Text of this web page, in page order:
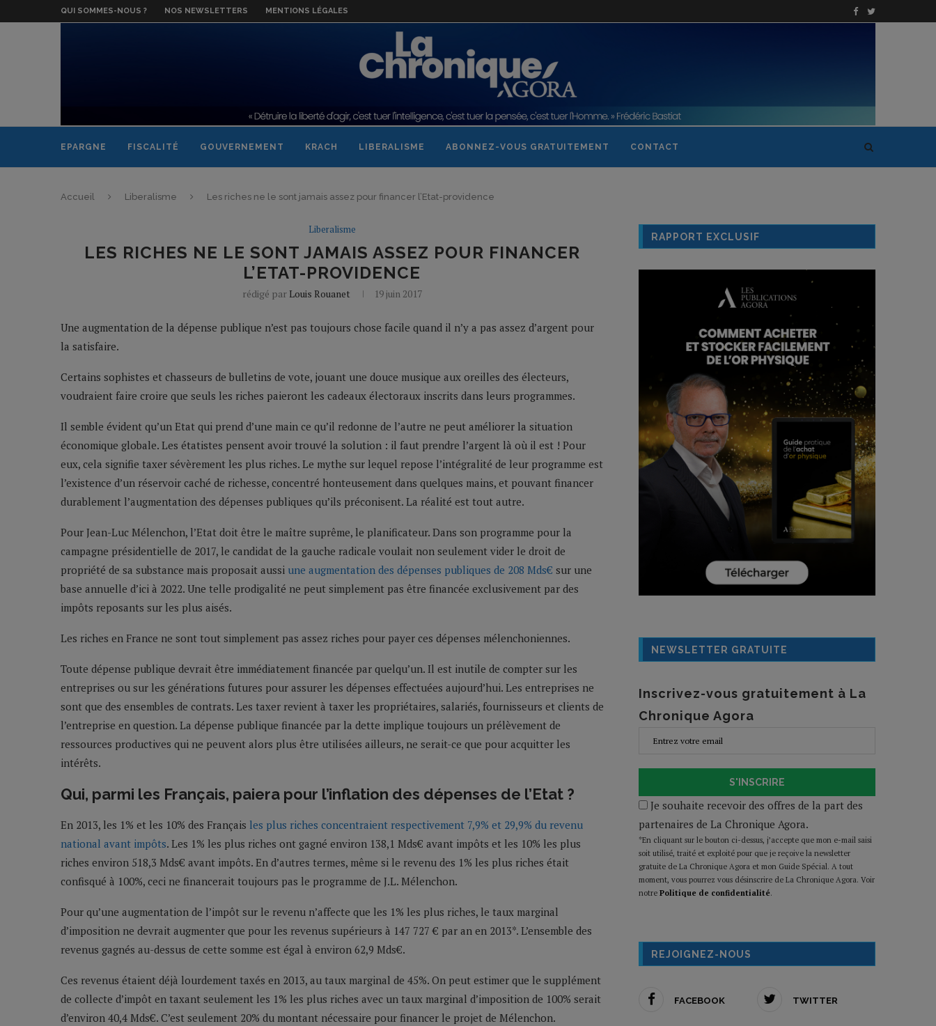
QUI SOMMES-NOUS ? NOS NEWSLETTERS MENTIONS LÉGALES
EPARGNE FISCALITÉ GOUVERNEMENT KRACH LIBERALISME ABONNEZ-VOUS GRATUITEMENT CONTACT
Accueil Liberalisme Les riches ne le sont jamais assez pour financer l’Etat-providence
Liberalisme
LES RICHES NE LE SONT JAMAIS ASSEZ POUR FINANCER
L’ETAT-PROVIDENCE
rédigé par Louis Rouanet 19 juin 2017
Une augmentation de la dépense publique n’est pas toujours chose facile quand il n’y a pas assez d’argent pour
la satisfaire.
Certains sophistes et chasseurs de bulletins de vote, jouant une douce musique aux oreilles des électeurs,
voudraient faire croire que seuls les riches paieront les cadeaux électoraux inscrits dans leurs programmes.
Il semble évident qu’un Etat qui prend d’une main ce qu’il redonne de l’autre ne peut améliorer la situation
économique globale. Les étatistes pensent avoir trouvé la solution : il faut prendre l’argent là où il est ! Pour
eux, cela signifie taxer sévèrement les plus riches. Le mythe sur lequel repose l’intégralité de leur programme est
l’existence d’un réservoir caché de richesse, concentré honteusement dans quelques mains, et pouvant financer
durablement l’augmentation des dépenses publiques qu’ils préconisent. La réalité est tout autre.
Pour Jean-Luc Mélenchon, l’Etat doit être le maître suprême, le planificateur. Dans son programme pour la
campagne présidentielle de 2017, le candidat de la gauche radicale voulait non seulement vider le droit de
propriété de sa substance mais proposait aussi une augmentation des dépenses publiques de 208 Mds€ sur une
base annuelle d’ici à 2022. Une telle prodigalité ne peut simplement pas être financée exclusivement par des
impôts reposants sur les plus aisés.
Les riches en France ne sont tout simplement pas assez riches pour payer ces dépenses mélenchoniennes.
Toute dépense publique devrait être immédiatement financée par quelqu’un. Il est inutile de compter sur les
entreprises ou sur les générations futures pour assurer les dépenses effectuées aujourd’hui. Les entreprises ne
sont que des ensembles de contrats. Les taxer revient à taxer les propriétaires, salariés, fournisseurs et clients de
l’entreprise en question. La dépense publique financée par la dette implique toujours un prélèvement de
ressources productives qui ne peuvent alors plus être utilisées ailleurs, ne serait-ce que pour acquitter les
intérêts.
Qui, parmi les Français, paiera pour l’inflation des dépenses de l’Etat ?
En 2013, les 1% et les 10% des Français les plus riches concentraient respectivement 7,9% et 29,9% du revenu
national avant impôts. Les 1% les plus riches ont gagné environ 138,1 Mds€ avant impôts et les 10% les plus
riches environ 518,3 Mds€ avant impôts. En d’autres termes, même si le revenu des 1% les plus riches était
confisqué à 100%, ceci ne financerait toujours pas le programme de J.L. Mélenchon.
Pour qu’une augmentation de l’impôt sur le revenu n’affecte que les 1% les plus riches, le taux marginal
d’imposition ne devrait augmenter que pour les revenus supérieurs à 147 727 € par an en 2013*. L’ensemble des
revenus gagnés au-dessus de cette somme est égal à environ 62,9 Mds€.
Ces revenus étaient déjà lourdement taxés en 2013, au taux marginal de 45%. On peut estimer que le supplément
de collecte d’impôt en taxant seulement les 1% les plus riches avec un taux marginal d’imposition de 100% serait
d’environ 40,4 Mds€. C’est seulement 20% du montant nécessaire pour financer le projet de Mélenchon.
RAPPORT EXCLUSIF
NEWSLETTER GRATUITE
Inscrivez-vous gratuitement à La
Chronique Agora
S'INSCRIRE
Je souhaite recevoir des offres de la part des
partenaires de La Chronique Agora.
*En cliquant sur le bouton ci-dessus, j’accepte que mon e-mail saisi
soit utilisé, traité et exploité pour que je reçoive la newsletter
gratuite de La Chronique Agora et mon Guide Spécial. A tout
moment, vous pourrez vous désinscrire de La Chronique Agora. Voir
notre Politique de confidentialité.
REJOIGNEZ-NOUS
FACEBOOK TWITTER